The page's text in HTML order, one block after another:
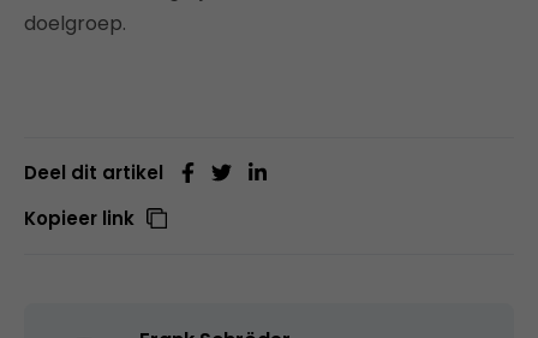
doelgroep.
Deel dit artikel
Kopieer link